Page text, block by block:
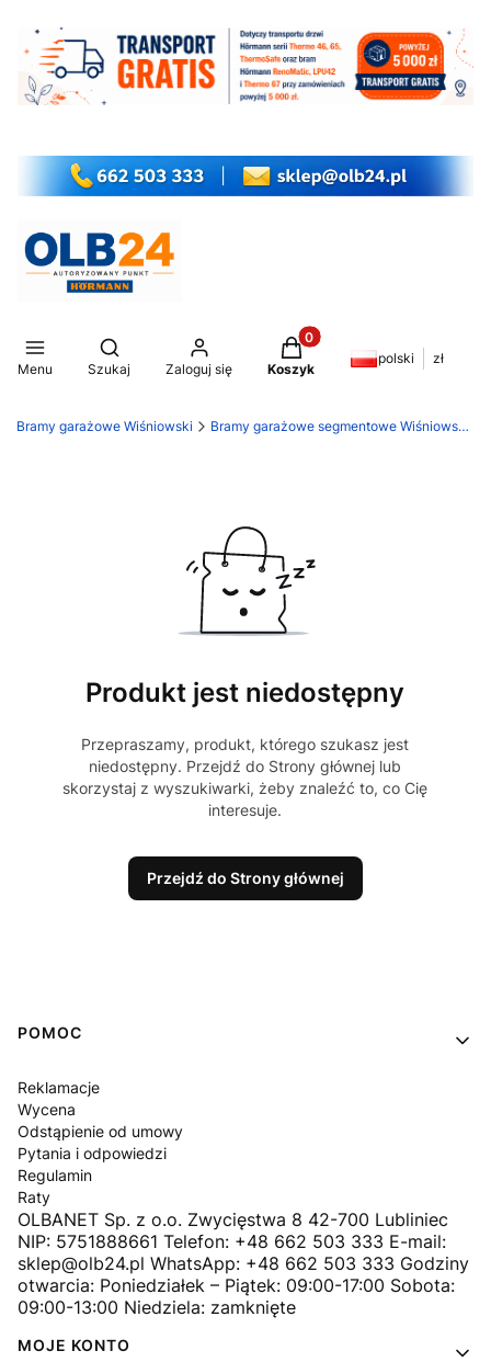
Menu
Otwórz wyszukiwarkę
Szukaj Zaloguj się
Produkty w koszyku: 0.
Koszyk
polski zł
Bramy garażowe Wiśniowski Bramy garażowe segmentowe Wiśniowski Unipro
Produkt jest niedostępny
Przepraszamy, produkt, którego szukasz jest
niedostępny. Przejdź do Strony głównej lub
skorzystaj z wyszukiwarki, żeby znaleźć to, co Cię
interesuje.
Przejdź do Strony głównej
Linki w stopce
POMOC
Reklamacje
Wycena
Odstąpienie od umowy
Pytania i odpowiedzi
Regulamin
Raty
OLBANET Sp. z o.o. Zwycięstwa 8 42-700 Lubliniec
NIP: 5751888661 Telefon: +48 662 503 333 E-mail:
sklep@olb24.pl WhatsApp: +48 662 503 333 Godziny
otwarcia: Poniedziałek – Piątek: 09:00-17:00 Sobota:
09:00-13:00 Niedziela: zamknięte
MOJE KONTO